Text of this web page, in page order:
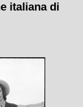
italiana di